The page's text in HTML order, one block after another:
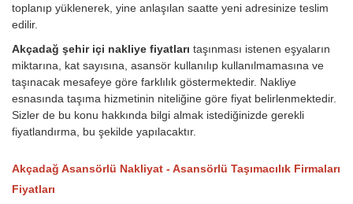
toplanıp yüklenerek, yine anlaşılan saatte yeni adresinize teslim
edilir.
Akçadağ şehir içi nakliye fiyatları taşınması istenen eşyaların
miktarına, kat sayısına, asansör kullanılıp kullanılmamasına ve
taşınacak mesafeye göre farklılık göstermektedir. Nakliye
esnasında taşıma hizmetinin niteliğine göre fiyat belirlenmektedir.
Sizler de bu konu hakkında bilgi almak istediğinizde gerekli
fiyatlandırma, bu şekilde yapılacaktır.
Akçadağ Asansörlü Nakliyat - Asansörlü Taşımacılık Firmaları
Fiyatları